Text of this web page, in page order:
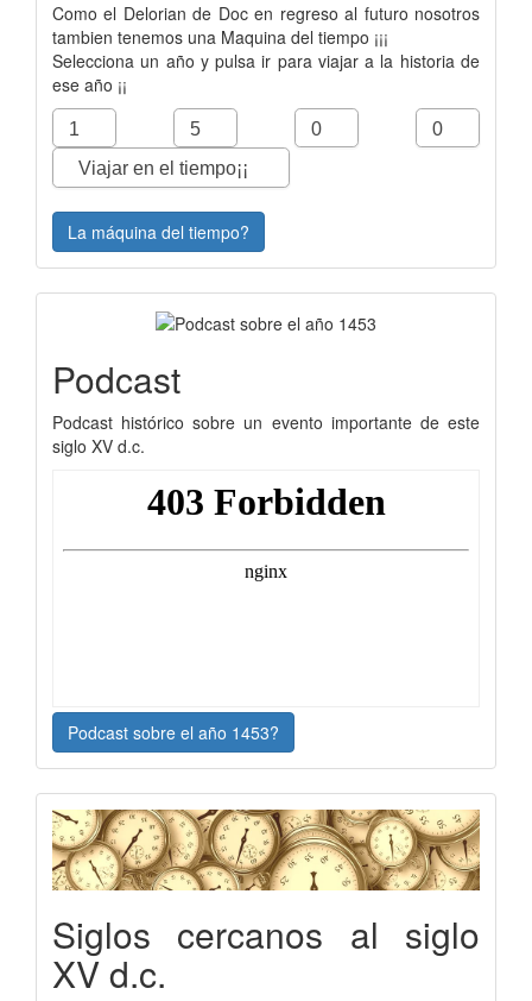
Como el Delorian de Doc en regreso al futuro nosotros
tambien tenemos una Maquina del tiempo ¡¡¡
Selecciona un año y pulsa ir para viajar a la historia de
ese año ¡¡
La máquina del tiempo?
Podcast
Podcast histórico sobre un evento importante de este
siglo XV d.c.
Podcast sobre el año 1453?
Siglos cercanos al siglo
XV d.c.